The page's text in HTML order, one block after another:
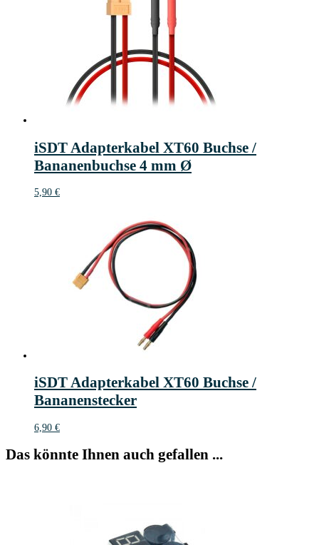
iSDT Adapterkabel XT60 Buchse /
Bananenbuchse 4 mm Ø
5,90 €
iSDT Adapterkabel XT60 Buchse /
Bananenstecker
6,90 €
Das könnte Ihnen auch gefallen ...